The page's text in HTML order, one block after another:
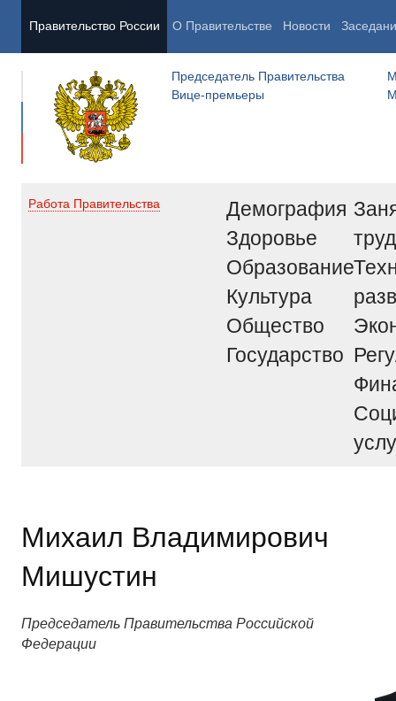
Правительство России О Правительстве Новости
Председатель Правительства
Вице-премьеры
Работа Правительства
Демография
Здоровье
Образование
Культура
Общество
Государство
труд
Михаил Владимирович
Мишустин
Председатель Правительства Российской
Федерации